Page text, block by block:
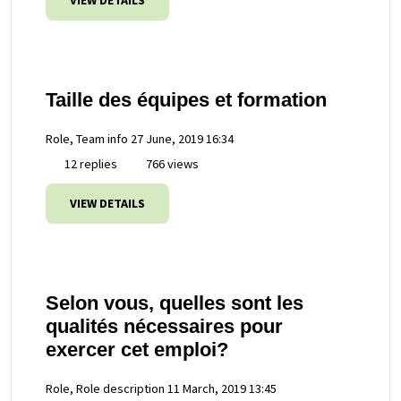
Taille des équipes et formation
Role, Team info 27 June, 2019 16:34
12 replies
766 views
VIEW DETAILS
Selon vous, quelles sont les
qualités nécessaires pour
exercer cet emploi?
Role, Role description 11 March, 2019 13:45